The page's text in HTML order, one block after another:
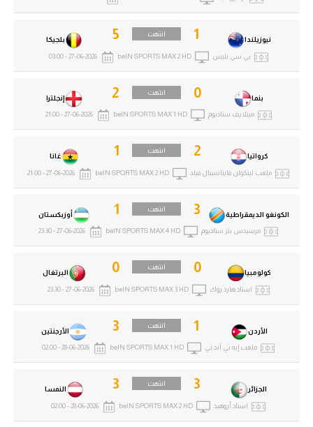
الجزائر 3 انتهت
النمسا 3
استاد أروهيد beIN SPORTS MAX 2 HD
28-06-2026 - 02:00
الأردن 1 انتهت
الأرجنتين 3
ملعب إيه تي آند تي beIN SPORTS MAX 1 HD
28-06-2026 - 02:00
كولومبيا 0 انتهت
البرتغال 0
استاد هارد روك beIN SPORTS MAX 3 HD
27-06-2026 - 23:30
الكونغو الديمقراطية 3 انتهت
أوزبكستان 1
مرسيدس بنز ستاديوم beIN SPORTS MAX 4 HD
27-06-2026 - 23:30
كرواتيا 2 انتهت
غانا 1
ملعب لينكولن فاينانسيال فيلد beIN SPORTS MAX 2 HD
27-06-2026 - 21:00
بنما 0 انتهت
إنجلترا 2
ميتلايف ستاديوم beIN SPORTS MAX 1 HD
27-06-2026 - 21:00
نيوزيلندا 1 انتهت
بلجيكا 5
بي سي بليس beIN SPORTS MAX 2 HD
27-06-2026 - 03:00